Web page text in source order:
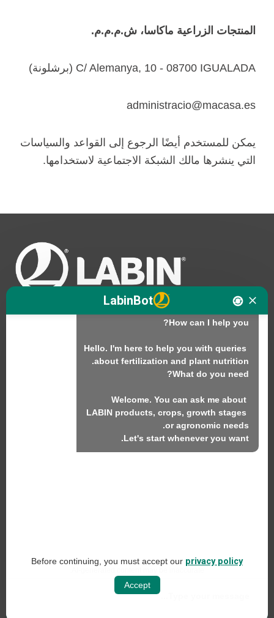
المنتجات الزراعية ماكاسا، ش.م.م.م.
C/ Alemanya, 10 - 08700 IGUALADA (برشلونة)
administracio@macasa.es
يمكن للمستخدم أيضًا الرجوع إلى القواعد والسياسات
التي ينشرها مالك الشبكة الاجتماعية لاستخدامها.
نحن
الاستدامة
اتصل بنا
سياسة وسائل التواصل الاجتماعي
سياسة الخصوصية على الويب
LabinBot
Hello. I am LABINbot, LABIN's
Hello. I'm here to help you with queries
Welcome. You can ask me about
LABIN products, crops, growth stages
Let's start whenever you want.
Before continuing, you must accept our privacy policy
Accept